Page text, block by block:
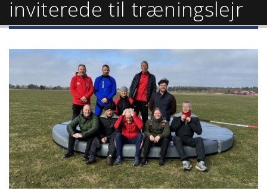
inviterede til træningslejr